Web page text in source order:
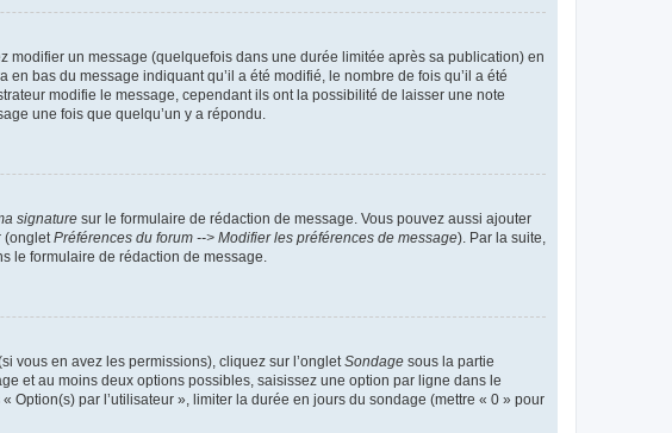
modifier un message (quelquefois dans une durée limitée après sa publication) en
bas du message indiquant qu’il a été modifié, le nombre de fois qu’il a été
modifie le message, cependant ils ont la possibilité de laisser une note
une fois que quelqu’un y a répondu.
signature sur le formulaire de rédaction de message. Vous pouvez aussi ajouter
(onglet Préférences du forum --> Modifier les préférences de message). Par la suite,
le formulaire de rédaction de message.
vous en avez les permissions), cliquez sur l’onglet Sondage sous la partie
et au moins deux options possibles, saisissez une option par ligne dans le
par l’utilisateur », limiter la durée en jours du sondage (mettre « 0 » pour